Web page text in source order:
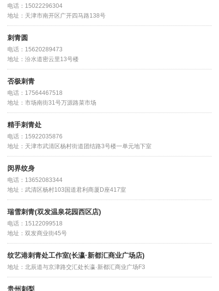
电话：15022296304
地址：天津市南开区广开四马路138号
刺青圆
电话：15620289473
地址：汾水道密云里13号楼
否极刺青
电话：17564467518
地址：市场南街31号万源路菜市场
精手刺青处
电话：15922035876
地址：天津市武清区杨村街道团结路3号楼一单元地下室
闵界纹身
电话：13652083344
地址：武清区杨村103国道君利商厦D座417室
瑞雪刺青(双发温泉花园西区店)
电话：15122099518
地址：双发商业街45号
纹艺港刺青处工作室(长瀛·新都汇商业广场店)
地址：北辰道与京津路交汇处长瀛·新都汇商业广场F3
贵州刺梨